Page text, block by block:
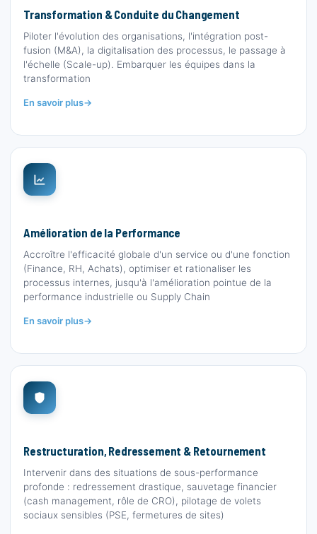
Transformation & Conduite du Changement
Piloter l'évolution des organisations, l'intégration post-
fusion (M&A), la digitalisation des processus, le passage à
l'échelle (Scale-up). Embarquer les équipes dans la
transformation
En savoir plus
Amélioration de la Performance
Accroître l'efficacité globale d'un service ou d'une fonction
(Finance, RH, Achats), optimiser et rationaliser les
processus internes, jusqu'à l'amélioration pointue de la
performance industrielle ou Supply Chain
En savoir plus
Restructuration, Redressement & Retournement
Intervenir dans des situations de sous-performance
profonde : redressement drastique, sauvetage financier
(cash management, rôle de CRO), pilotage de volets
sociaux sensibles (PSE, fermetures de sites)